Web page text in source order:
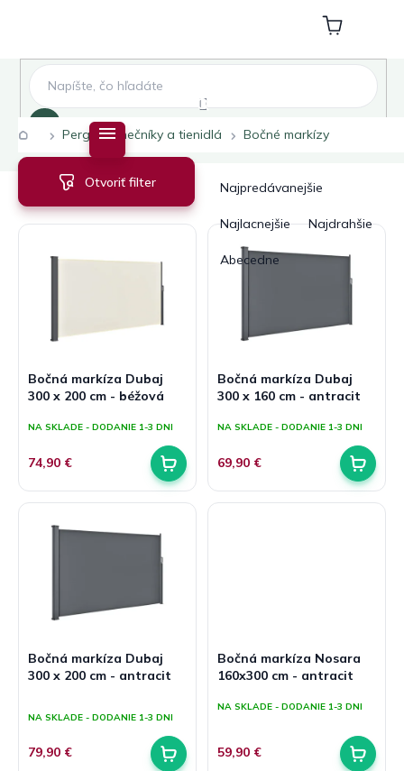
Nákupný
košík
Domov
Pergoly slnečníky a tienidlá Bočné markízy
a
e
u
k
t
v
Najpredávanejšie
Najlacnejšie Najdrahšie
Abecedne
Otvoriť filter
V
p
i
Bočná markíza Dubaj
300 x 200 cm - béžová
NA SKLADE - DODANIE 1-3 DNI
74,90 €
Bočná markíza Dubaj
300 x 160 cm - antracit
NA SKLADE - DODANIE 1-3 DNI
69,90 €
Bočná markíza Dubaj
300 x 200 cm - antracit
hodnotenie
5,0
NA SKLADE - DODANIE 1-3 DNI
79,90 €
Bočná markíza Nosara
160x300 cm - antracit
NA SKLADE - DODANIE 1-3 DNI
59,90 €